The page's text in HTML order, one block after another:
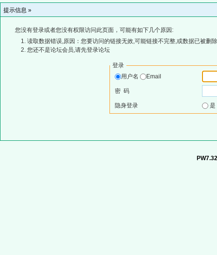
提示信息 »
您没有登录或者您没有权限访问此页面，可能有如下几个原因:
读取数据错误,原因：您要访问的链接无效,可能链接不完整,或数据已被删
您还不是论坛会员,请先登录论坛
登录
用户名
Email
密 码
隐身登录